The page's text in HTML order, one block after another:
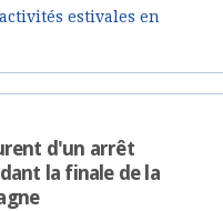
estivales en
d'un arrêt
la finale de la